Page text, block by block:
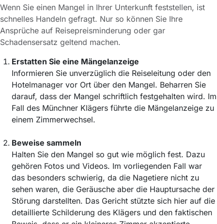
Wenn Sie einen Mangel in Ihrer Unterkunft feststellen, ist
schnelles Handeln gefragt. Nur so können Sie Ihre
Ansprüche auf Reisepreisminderung oder gar
Schadensersatz geltend machen.
Erstatten Sie eine Mängelanzeige
Informieren Sie unverzüglich die Reiseleitung oder den
Hotelmanager vor Ort über den Mangel. Beharren Sie
darauf, dass der Mangel schriftlich festgehalten wird. Im
Fall des Münchner Klägers führte die Mängelanzeige zu
einem Zimmerwechsel.
Beweise sammeln
Halten Sie den Mangel so gut wie möglich fest. Dazu
gehören Fotos und Videos. Im vorliegenden Fall war
das besonders schwierig, da die Nagetiere nicht zu
sehen waren, die Geräusche aber die Hauptursache der
Störung darstellten. Das Gericht stützte sich hier auf die
detaillierte Schilderung des Klägers und den faktischen